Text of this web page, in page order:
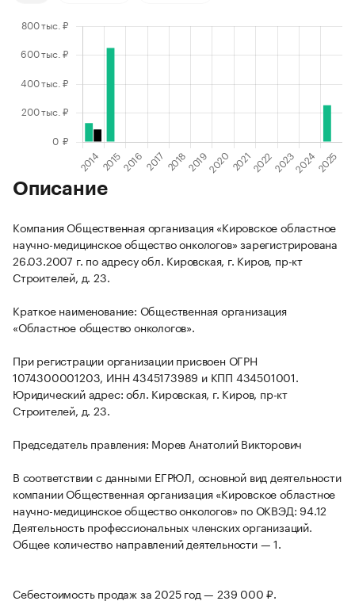
Описание
Компания Общественная организация «Кировское областное
научно-медицинское общество онкологов» зарегистрирована
26.03.2007 г. по адресу обл. Кировская, г. Киров, пр-кт
Строителей, д. 23.
Краткое наименование: Общественная организация
«Областное общество онкологов».
При регистрации организации присвоен ОГРН
1074300001203, ИНН 4345173989 и КПП 434501001.
Юридический адрес: обл. Кировская, г. Киров, пр-кт
Строителей, д. 23.
Председатель правления: Морев Анатолий Викторович
В соответствии с данными ЕГРЮЛ, основной вид деятельности
компании Общественная организация «Кировское областное
научно-медицинское общество онкологов» по ОКВЭД: 94.12
Деятельность профессиональных членских организаций.
Общее количество направлений деятельности — 1.
Себестоимость продаж за 2025 год — 239 000 ₽.